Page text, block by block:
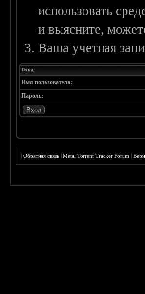
использовать
и выясните,
Ваша учетная
Вход
Имя пользователя:
Пароль:
|Обратная связь |Metal Torrent Tracker Forum |